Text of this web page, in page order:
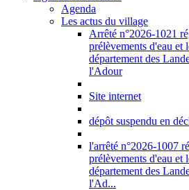
Agenda
Les actus du village
Arrêté n°2026-1021
prélèvements d'eau et
département des
l'Adour
Site internet
dépôt suspendu en
l'arrêté n°2026-1007
prélèvements d'eau et
département des
l'Ad...